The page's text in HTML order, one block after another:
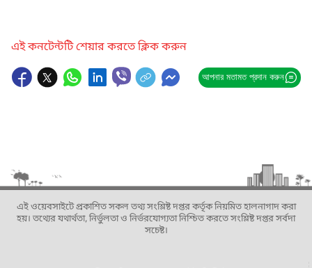
এই কনটেন্টটি শেয়ার করতে ক্লিক করুন
আপনার মতামত প্রদান করুন
এই ওয়েবসাইটে প্রকাশিত সকল তথ্য সংশ্লিষ্ট দপ্তর কর্তৃক নিয়মিত হালনাগাদ করা
হয়। তথ্যের যথার্থতা, নির্ভুলতা ও নির্ভরযোগ্যতা নিশ্চিত করতে সংশ্লিষ্ট দপ্তর সর্বদা
সচেষ্ট।